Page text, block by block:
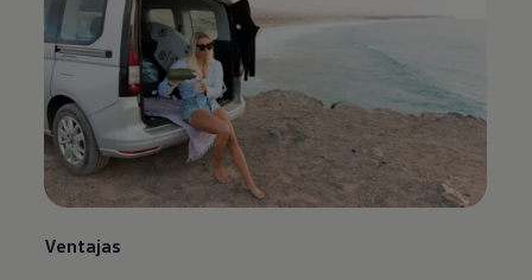
Ventajas